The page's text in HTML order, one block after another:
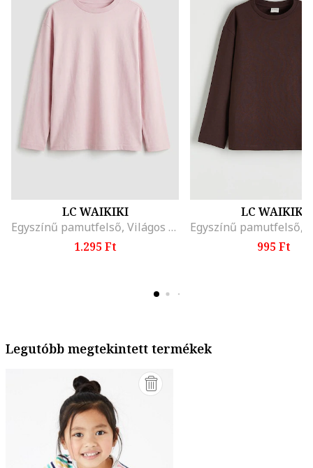
LC WAIKIKI
Egyszínű pamutfelső, Világos rózsaszín
1.295 Ft
LC WAIKIKI
995 Ft
Legutóbb megtekintett termékek